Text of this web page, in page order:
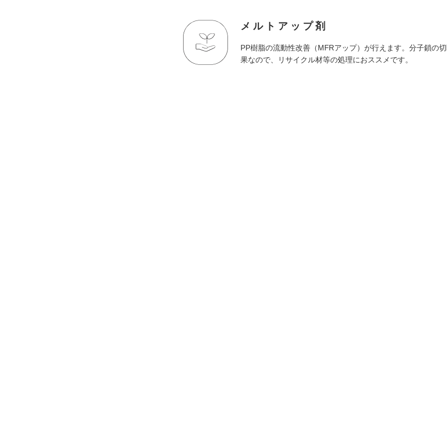
メルトアップ剤
PP樹脂の流動性改善（MFRアップ）が行えます。分子鎖の
果なので、リサイクル材等の処理におススメです。